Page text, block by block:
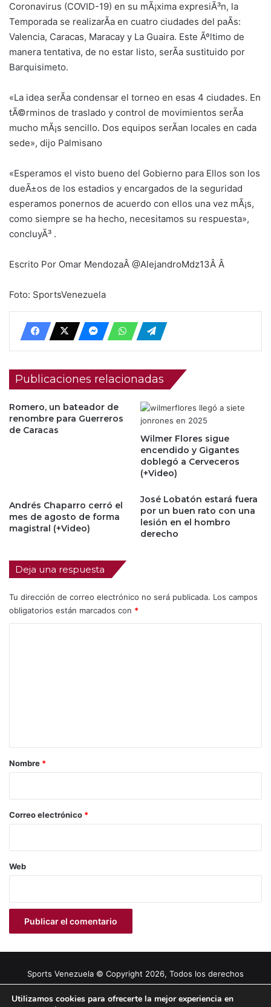
Coronavirus (COVID-19) en su mÃ¡xima expresiÃ³n, la
Temporada se realizarÃ­a en cuatro ciudades del paÃ­s:
Valencia, Caracas, Maracay y La Guaira. Este Ãºltimo de
manera tentativa, de no estar listo, serÃ­a sustituido por
Barquisimeto.
«La idea serÃ­a condensar el torneo en esas 4 ciudades. En
tÃ©rminos de traslado y control de movimientos serÃ­a
mucho mÃ¡s sencillo. Dos equipos serÃ­an locales en cada
sede», dijo Palmisano
«Esperamos el visto bueno del Gobierno para Ellos son los
dueÃ±os de los estadios y encargados de la seguridad
esperamos ponernos de acuerdo con ellos una vez mÃ¡s,
como siempre se ha hecho, necesitamos su respuesta»,
concluyÃ³ .
Escrito Por Omar MendozaÂ @AlejandroMdz13Â Â
Foto: SportsVenezuela
Publicaciones relacionadas
Romero, un bateador de
renombre para Guerreros
de Caracas
Wilmer Flores sigue
encendido y Gigantes
doblegó a Cerveceros
(+Video)
Andrés Chaparro cerró el
mes de agosto de forma
magistral (+Video)
José Lobatón estará fuera
por un buen rato con una
lesión en el hombro
derecho
Deja una respuesta
Tu dirección de correo electrónico no será publicada. Los campos
obligatorios están marcados con *
r
*
Nombre *
Correo electrónico *
Web
Sports Venezuela © Copyright 2026, Todos los derechos
Utilizamos cookies para ofrecerte la mejor experiencia en